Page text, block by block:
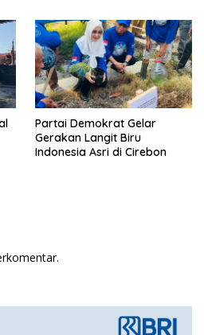
Partai Demokrat Gelar
Gerakan Langit Biru
Indonesia Asri di Cirebon